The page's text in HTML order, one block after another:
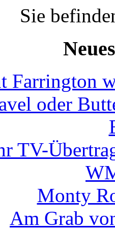
Sie
Farrington
oder
TV-
Monty
Am Grab